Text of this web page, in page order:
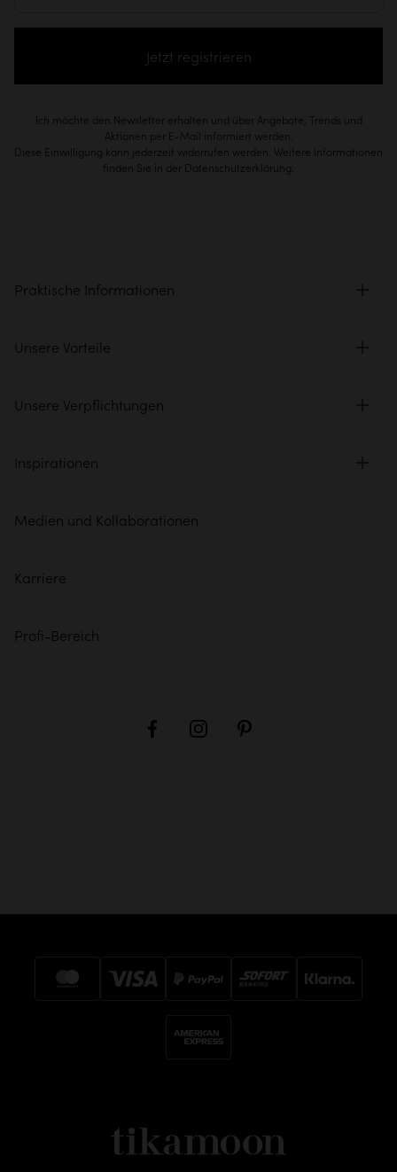
Jetzt registrieren
Ich möchte den Newsletter erhalten und über Angebote, Trends und
Aktionen per E-Mail informiert werden.
Diese Einwilligung kann jederzeit widerrufen werden. Weitere Informationen
finden Sie in der Datenschutzerklärung.
Praktische Informationen
Unsere Vorteile
Unsere Verpflichtungen
Inspirationen
Medien und Kollaborationen
Karriere
Profi-Bereich